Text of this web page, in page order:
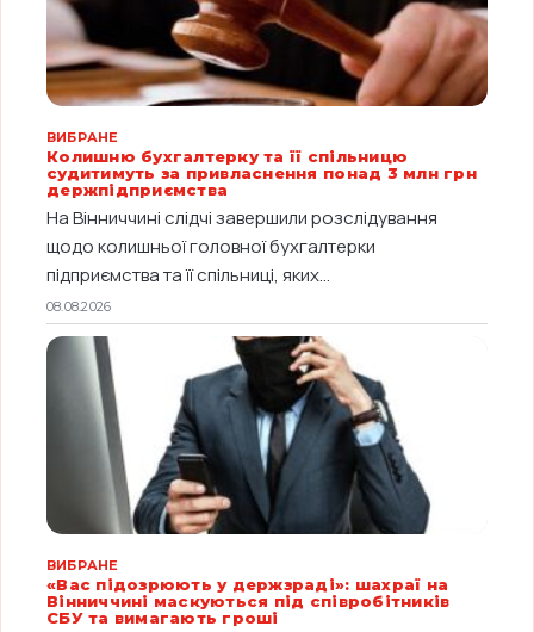
ВИБРАНЕ
Колишню бухгалтерку та її спільницю
судитимуть за привласнення понад 3 млн грн
держпідприємства
На Вінниччині слідчі завершили розслідування
щодо колишньої головної бухгалтерки
підприємства та її спільниці, яких...
08.08.2026
ВИБРАНЕ
«Вас підозрюють у держзраді»: шахраї на
Вінниччині маскуються під співробітників
СБУ та вимагають гроші